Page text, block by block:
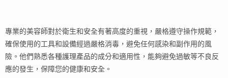
專業的美容師對於衛生和安全有著高度的重視，嚴格遵守操作規範，
確保使用的工具和設備經過嚴格消毒，避免任何感染和副作用的風
險。他們熟悉各種護理產品的成分和適用性，能夠避免過敏等不良反
應的發生，保障您的健康和安全。